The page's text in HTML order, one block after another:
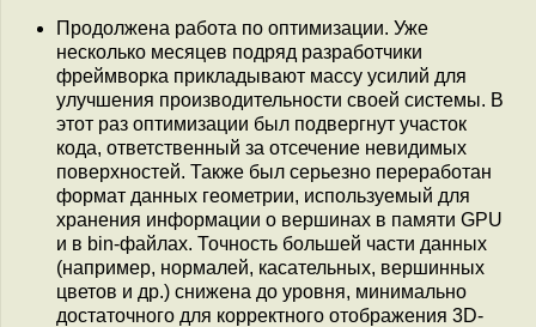
Продолжена работа по оптимизации. Уже
несколько месяцев подряд разработчики
фреймворка прикладывают массу усилий для
улучшения производительности своей системы. В
этот раз оптимизации был подвергнут участок
кода, ответственный за отсечение невидимых
поверхностей. Также был серьезно переработан
формат данных геометрии, используемый для
хранения информации о вершинах в памяти GPU
и в bin-файлах. Точность большей части данных
(например, нормалей, касательных, вершинных
цветов и др.) снижена до уровня, минимально
достаточного для корректного отображения 3D-